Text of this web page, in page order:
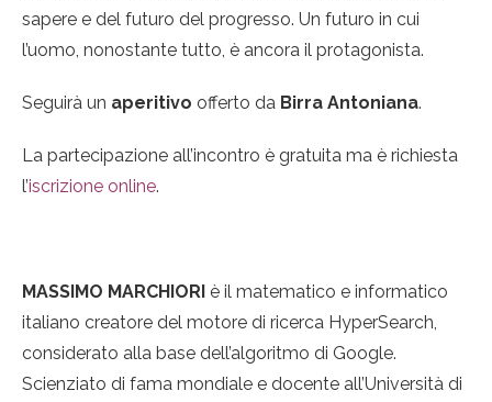
sapere e del futuro del progresso. Un futuro in cui
l’uomo, nonostante tutto, è ancora il protagonista.
Seguirà un aperitivo offerto da Birra Antoniana.
La partecipazione all’incontro è gratuita ma è richiesta
l’iscrizione online.
MASSIMO MARCHIORI è il matematico e informatico
italiano creatore del motore di ricerca HyperSearch,
considerato alla base dell’algoritmo di Google.
Scienziato di fama mondiale e docente all’Università di